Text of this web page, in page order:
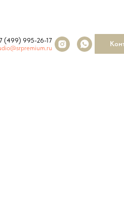
(499) 995-26-17